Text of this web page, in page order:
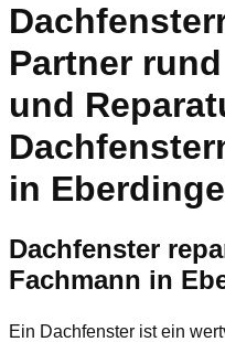
Partner
und
in
Dachfenster
Fachmann in
Ein Dachfenster ist ein